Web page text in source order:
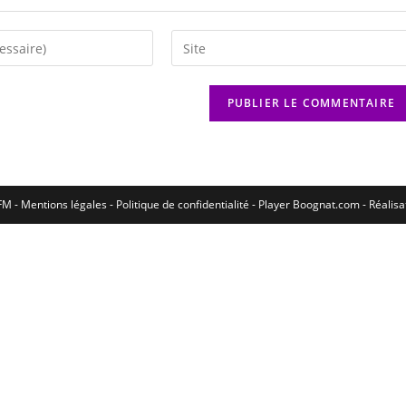
- Mentions légales - Politique de confidentialité - Player Boognat.com-